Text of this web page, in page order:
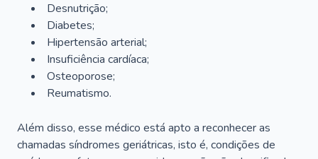
Desnutrição;
Diabetes;
Hipertensão arterial;
Insuficiência cardíaca;
Osteoporose;
Reumatismo.
Além disso, esse médico está apto a reconhecer as
chamadas síndromes geriátricas, isto é, condições de